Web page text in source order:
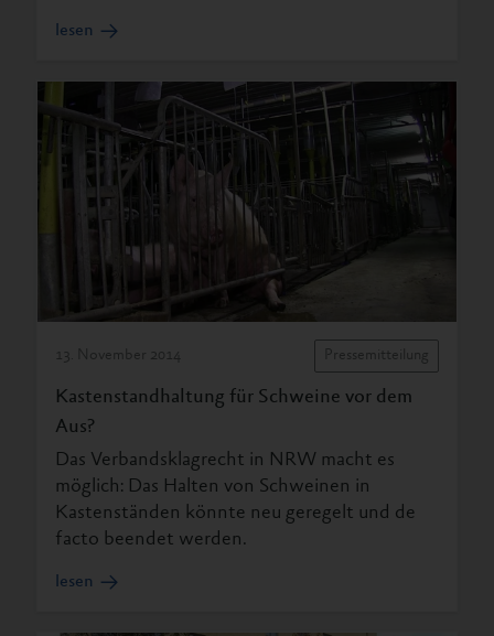
lesen
13. November 2014 Pressemitteilung
Kastenstandhaltung für Schweine vor dem
Aus?
Das Verbandsklagrecht in NRW macht es
möglich: Das Halten von Schweinen in
Kastenständen könnte neu geregelt und de
facto beendet werden.
lesen